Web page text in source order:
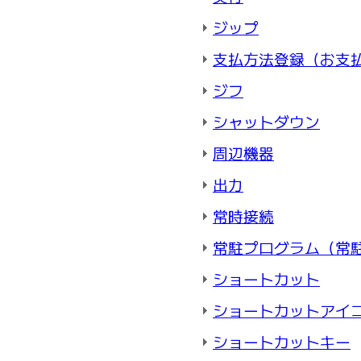
ジップ
支払方法登録（お支
ジフ
シャットダウン
周辺機器
出力
常時接続
常駐プログラム（常
ショートカット
ショートカットアイ
ショートカットキー